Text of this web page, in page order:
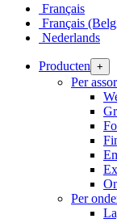
Français
Français
Nederlands
Producten +
Per
Per